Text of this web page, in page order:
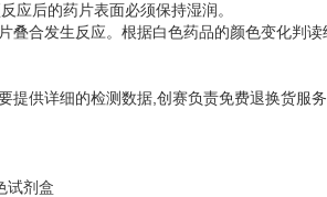
应后的药片表面必须保持湿润。
合发生反应。根据白色药品的颜色变化判读
供详细的检测数据,创赛负责免费退换货服务
试剂盒